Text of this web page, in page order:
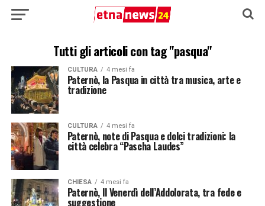
Tutti gli articoli con tag "pasqua"
CULTURA 4 mesi fa
Paternò, la Pasqua in città tra musica, arte e
tradizione
CULTURA 4 mesi fa
Paternò, note di Pasqua e dolci tradizioni: la
città celebra “Pascha Laudes”
CHIESA 4 mesi fa
Paternò, Il Venerdì dell’Addolorata, tra fede e
suggestione